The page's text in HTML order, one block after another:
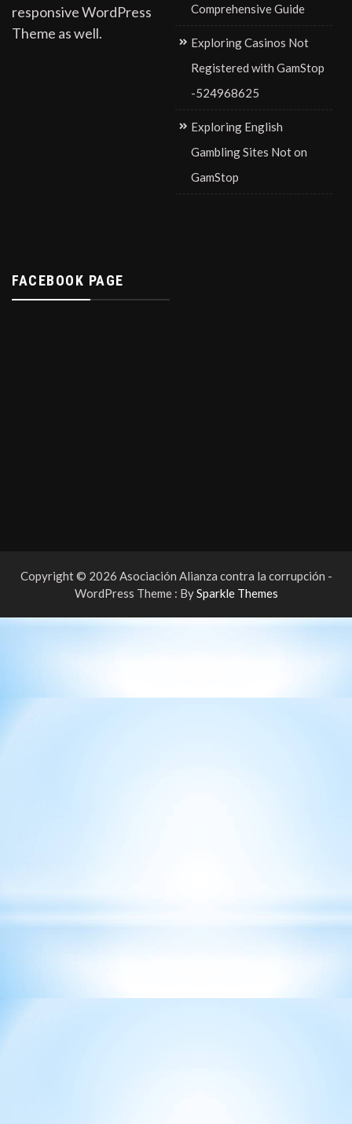
responsive WordPress
Theme as well.
Comprehensive Guide
Exploring Casinos Not
Registered with GamStop
-524968625
Exploring English
Gambling Sites Not on
GamStop
FACEBOOK PAGE
Copyright © 2026 Asociación Alianza contra la corrupción -
WordPress Theme : BySparkle Themes